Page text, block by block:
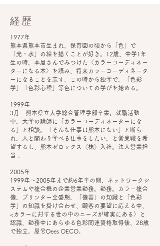
経歴
1977年
熊本県熊本市生まれ。保育園の頃から「色」で
「光・水」の絵を描くことが好き。12歳、中学1年
生の時、本屋さんでみつけた〈カラーコーディネー
ターになる本〉を読み、将来カラーコーディネータ
ーになることを志す。この時から独学で、「色彩
学」「色彩心理」等色についての学びを始める。
1999年​
3月 熊本県立大学総合管理学部卒業。就職活動
中、大学の講師に「カラーコーディネーターにな
る」と相談。「そんな仕事は熊本にない」と断ら
れ、人と関わり学べる仕事をしたい、と営業職を希
望するし、熊本ゼロックス（株）入社。法人営業担
当 。
​2005年
​1999年～2005年まで約6年半の間、ネットワークシ
ステムや複合機の企業営業勤務。勤務。カラー複合
機、プリンター全盛期。「機器」の知識と「色彩
学」の知識を掛け合わせ、顧客の要望に応える中、
<カラーに対する世の中のニーズが確実にある〉と
認識、勤務中にあらゆる色彩関連資格取得後、28歳
で独立。屋号Dees DECO。